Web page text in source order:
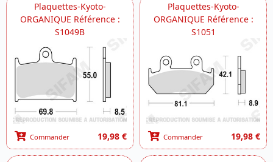
Plaquettes-Kyoto-
ORGANIQUE Référence :
S1049B
Commander 19,98 €
Plaquettes-Kyoto-
ORGANIQUE Référence :
S1051
Commander 19,98 €